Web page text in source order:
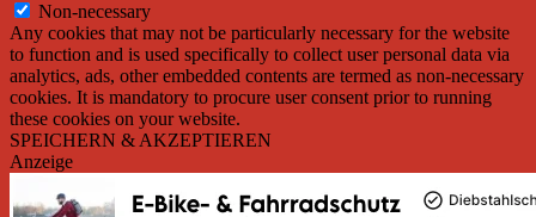
Non-necessary
Any cookies that may not be particularly necessary for the website
to function and is used specifically to collect user personal data via
analytics, ads, other embedded contents are termed as non-necessary
cookies. It is mandatory to procure user consent prior to running
these cookies on your website.
SPEICHERN & AKZEPTIEREN
Anzeige